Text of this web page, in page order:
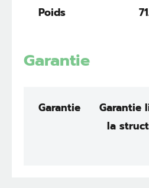
Poids
Garantie
Garantie
Garantie
la